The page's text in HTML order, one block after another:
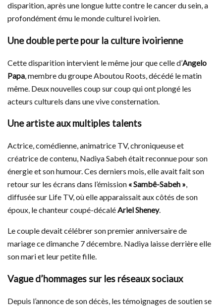
disparition, après une longue lutte contre le cancer du sein, a
profondément ému le monde culturel ivoirien.
Une double perte pour la culture ivoirienne
Cette disparition intervient le même jour que celle d’Angelo
Papa , membre du groupe Aboutou Roots, décédé le matin
même. Deux nouvelles coup sur coup qui ont plongé les
acteurs culturels dans une vive consternation.
Une artiste aux multiples talents
Actrice, comédienne, animatrice TV, chroniqueuse et
créatrice de contenu, Nadiya Sabeh était reconnue pour son
énergie et son humour. Ces derniers mois, elle avait fait son
retour sur les écrans dans l’émission « Sambê-Sabeh »,
diffusée sur Life TV, où elle apparaissait aux côtés de son
époux, le chanteur coupé-décaléAriel Sheney.
Le couple devait célébrer son premier anniversaire de
mariage ce dimanche 7 décembre. Nadiya laisse derrière elle
son mari et leur petite fille.
Vague d’hommages sur les réseaux sociaux
Depuis l’annonce de son décès, les témoignages de soutien se